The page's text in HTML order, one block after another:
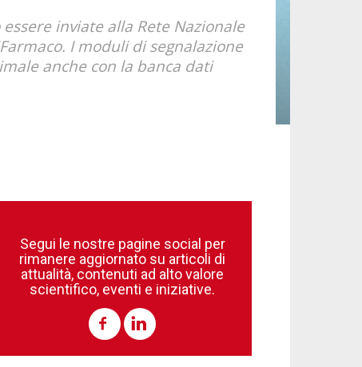
inviate alla Rete Nazionale
I moduli di segnalazione
anche con la banca dati
Segui le nostre pagine social per
rimanere aggiornato su articoli di
attualità, contenuti ad alto valore
scientifico, eventi e iniziative.